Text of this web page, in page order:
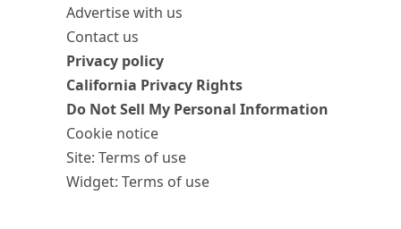
Advertise with us
Contact us
Privacy policy
California Privacy Rights
Do Not Sell My Personal Information
Cookie notice
Site: Terms of use
Widget: Terms of use